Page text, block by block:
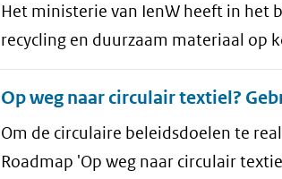
Het ministerie van IenW heeft in het
recycling en duurzaam materiaal op
Op weg naar circulair textiel?
Om de circulaire beleidsdoelen te
Roadmap 'Op weg naar circulair